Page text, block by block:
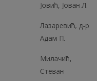
Јовић, Јован Л.
Лазаревић, д-р
Адам П.
Милачић,
Стеван